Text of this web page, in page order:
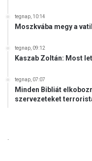
tegnap, 10:14
Moszkvába megy a
tegnap, 09:12
Kaszab Zoltán: Most
tegnap, 07:07
Minden Bibliát
szervezeteket